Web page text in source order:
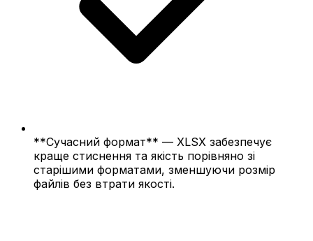
**Сучасний формат** — XLSX забезпечує
краще стиснення та якість порівняно зі
старішими форматами, зменшуючи розмір
файлів без втрати якості.